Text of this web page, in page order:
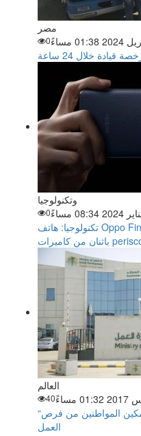
مصر
0
وتكنولوجيا
0
تكنولوجيا: هاتف Oppo Find X7 Ultra قد يكون الإصدار الوحيد
العالم
40
“الداخلية” والعمل” تقران برنامجا لتمكين المواطنين من فرص
العمل